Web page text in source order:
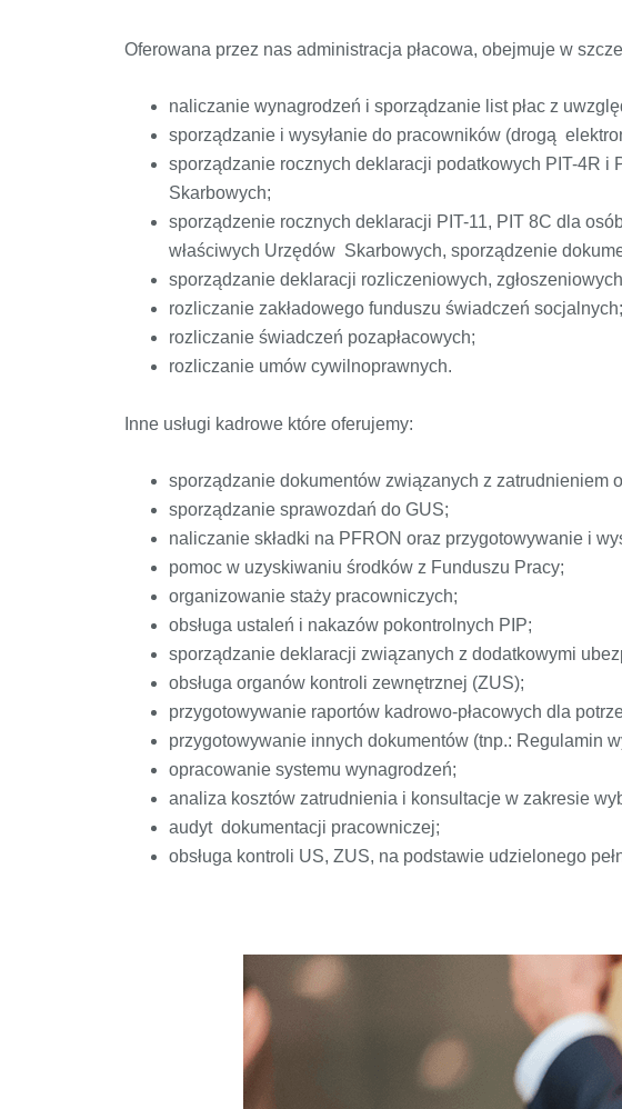
Oferowana przez nas administracja płacowa, obejmuje w
naliczanie wynagrodzeń i sporządzanie list płac z
sporządzanie i wysyłanie do pracowników (drogą
sporządzanie rocznych deklaracji podatkowych PIT-4R i
Skarbowych;
sporządzenie rocznych deklaracji PIT-11, PIT 8C dla
właściwych Urzędów Skarbowych, sporządzenie
sporządzanie deklaracji rozliczeniowych,
rozliczanie zakładowego funduszu świadczeń socjalnych;
rozliczanie świadczeń pozapłacowych;
rozliczanie umów cywilnoprawnych.
Inne usługi kadrowe które oferujemy:
sporządzanie dokumentów związanych z zatrudnieniem
sporządzanie sprawozdań do GUS;
naliczanie składki na PFRON oraz przygotowywanie i
pomoc w uzyskiwaniu środków z Funduszu Pracy;
organizowanie staży pracowniczych;
obsługa ustaleń i nakazów pokontrolnych PIP;
sporządzanie deklaracji związanych z dodatkowymi
obsługa organów kontroli zewnętrznej (ZUS);
przygotowywanie raportów kadrowo-płacowych dla
przygotowywanie innych dokumentów (tnp.: Regulamin
opracowanie systemu wynagrodzeń;
analiza kosztów zatrudnienia i konsultacje w zakresie
audyt dokumentacji pracowniczej;
obsługa kontroli US, ZUS, na podstawie udzielonego